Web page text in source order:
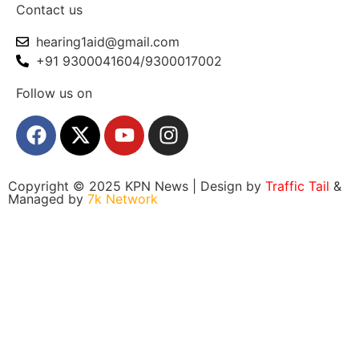
Contact us
hearing1aid@gmail.com
+91 9300041604/9300017002
Follow us on
Copyright © 2025 KPN News | Design by Traffic Tail &
Managed by 7k Network